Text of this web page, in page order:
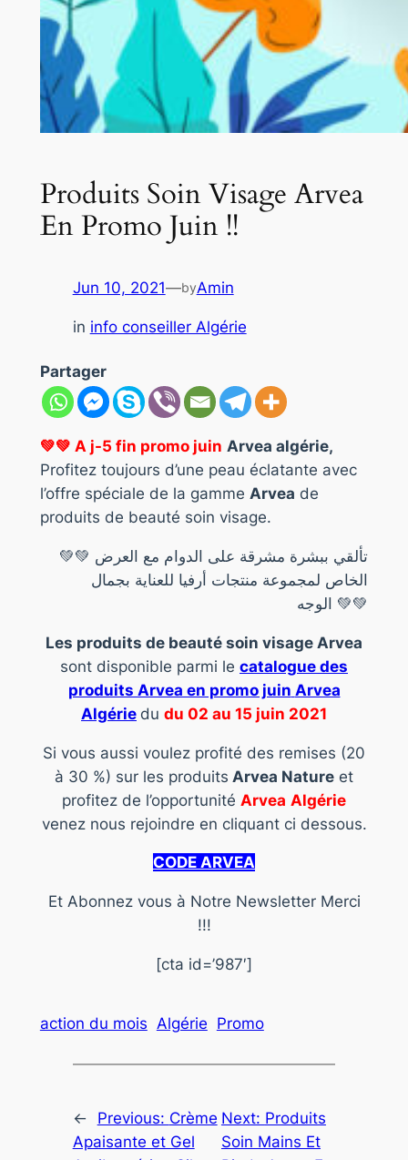
Produits Soin Visage Arvea
En Promo Juin !!
Jun 10, 2021—byAmin
in info conseiller Algérie
Partager
💚💚 A j-5 fin promo juin Arvea algérie,
Profitez toujours d’une peau éclatante avec
l’offre spéciale de la gamme Arvea de
produits de beauté soin visage.
💚💚 تألقي ببشرة مشرقة على الدوام مع العرض
الخاص لمجموعة منتجات أرفيا للعناية بجمال
💚💚
Les produits de beauté soin visage Arvea
sont disponible parmi le catalogue des
produits Arvea en promo juin Arvea
Algérie du du 02 au 15 juin 2021
Si vous aussi voulez profité des remises (20
à 30 %) sur les produits Arvea Nature et
profitez de l’opportunité Arvea Algérie
venez nous rejoindre en cliquant ci dessous.
CODE ARVEA
Et Abonnez vous à Notre Newsletter Merci
!!!
[cta id=’987′]
action du mois Algérie Promo
← Previous: Crème
Apaisante et Gel
Next: Produits
Soin Mains Et